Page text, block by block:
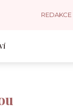
REDAKCE